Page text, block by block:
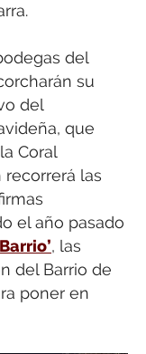
del
su
del
que
Coral
las
el año pasado
, las
del Barrio de
poner en